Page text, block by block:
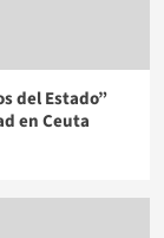
del Estado”
en Ceuta